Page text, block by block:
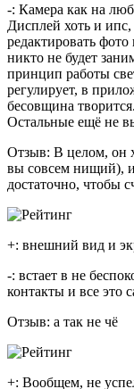
-: Камера как на
Дисплей хоть и
редактировать
никто не будет
принцип работы
регулирует, в
бесовщина
Остальные ещё не
Отзыв: В целом, он
вы совсем нищий),
достаточно, чтобы
+: внешний вид и
-: встает в не
контакты и все это
Отзыв: а так не чё
+: Вообщем, не